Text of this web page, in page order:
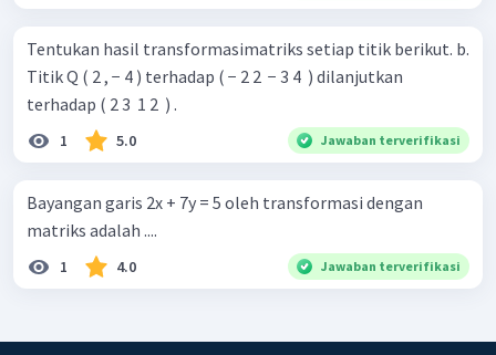
Tentukan hasil transformasimatriks setiap titik berikut. b.
Titik Q ( 2 , − 4 ) terhadap ( − 2 2 ​ − 3 4 ​ ) dilanjutkan
terhadap ( 2 3 ​ 1 2 ​ ) .
1 5.0 Jawaban terverifikasi
Bayangan garis 2x + 7y = 5 oleh transformasi dengan
matriks adalah ....
1 4.0 Jawaban terverifikasi